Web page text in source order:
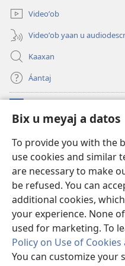
Bix u meyaj a datos
To provide you with the
use cookies and similar
are necessary to make
be refused. You can
additional cookies,
your experience. None
used for marketing. To
Policy on Use of
You can customize your
Videoʼob
Videoʼob yaan u
Kaaxan
Áantaj
(opens
new
Biblioteca ich Internet tiʼ
(opens
new
window)JW Hub
(opens
new
window)Aplicación JW Library ®
Copyright© 2026 Watch Tower